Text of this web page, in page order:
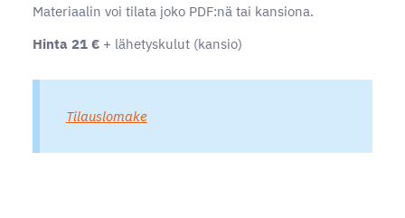
Materiaalin voi tilata joko PDF:nä tai kansiona.
Hinta 21 €+ lähetyskulut (kansio)
Tilauslomake